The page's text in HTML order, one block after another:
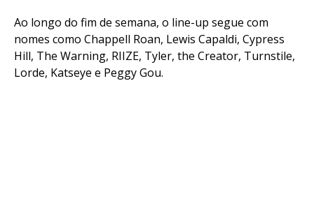
Ao longo do fim de semana, o line-up segue com
nomes como Chappell Roan, Lewis Capaldi, Cypress
Hill, The Warning, RIIZE, Tyler, the Creator, Turnstile,
Lorde, Katseye e Peggy Gou.